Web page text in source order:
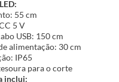
55 cm
5 V
USB: 150 cm
alimentação: 30 cm
IP65
para o corte
inclui: